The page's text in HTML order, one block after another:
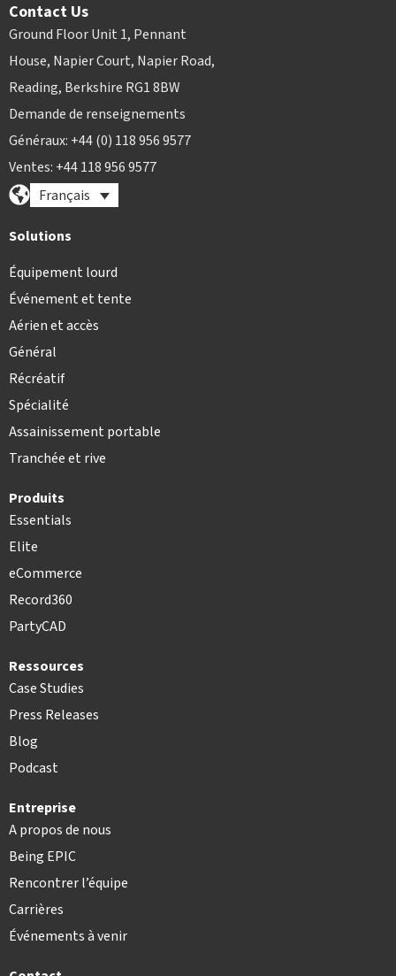
Contact Us
Ground Floor Unit 1, Pennant
House, Napier Court, Napier Road,
Reading, Berkshire RG1 8BW
Demande de renseignements
Généraux: +44 (0) 118 956 9577
Ventes: +44 118 956 9577
Français
Solutions
Équipement lourd
Événement et tente
Aérien et accès
Général
Récréatif
Spécialité
Assainissement portable
Tranchée et rive
Produits
Essentials
Elite
eCommerce
Record360
PartyCAD
Ressources
Case Studies
Press Releases
Blog
Podcast
Entreprise
A propos de nous
Being EPIC
Rencontrer l’équipe
Carrières
Événements à venir